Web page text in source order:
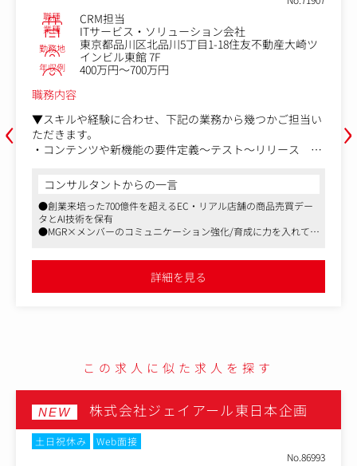
‹
職種 CRM担当
業種 ITサービス・ソリューション会社
勤務地
東京都品川区北品川5丁目1-18住友不動産大崎ツ
インビル東館 7F
年収例
400万円～700万円
職務内容
▼スキルや経験に合わせ、下記の業務から幾つかご担当い
ただきます。
・コンテンツや新機能の要件定義～テスト～リリース ま
・KPI管理、リリース後の効果検証、レポーティング
・アクセス解析、課題分析と改善提案
・UX/UI改善
・ユーザーの利用頻度の最大化を目指したマーケティング
の企画
コンサルタントからの一言
●創業来培った700億件を超えるEC・リアル店舗の商品売買デー
タとAI技術を保有
●MGR×メンバーのコミュニケーション強化/育成に力を入れてま
詳細を見る
›
この求人に似た求人を探す
NEW 株式会社ジェイアール東日本企画
土日祝休み
Web面接
No.86993